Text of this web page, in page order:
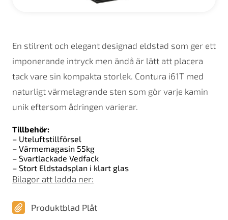
En stilrent och elegant designad eldstad som ger ett
imponerande intryck men ändå är lätt att placera
tack vare sin kompakta storlek. Contura i61T med
naturligt värmelagrande sten som gör varje kamin
unik eftersom ådringen varierar.
Tillbehör:
– Uteluftstillförsel
– Värmemagasin 55kg
– Svartlackade Vedfack
– Stort Eldstadsplan i klart glas
Bilagor att ladda ner:
Produktblad Plåt